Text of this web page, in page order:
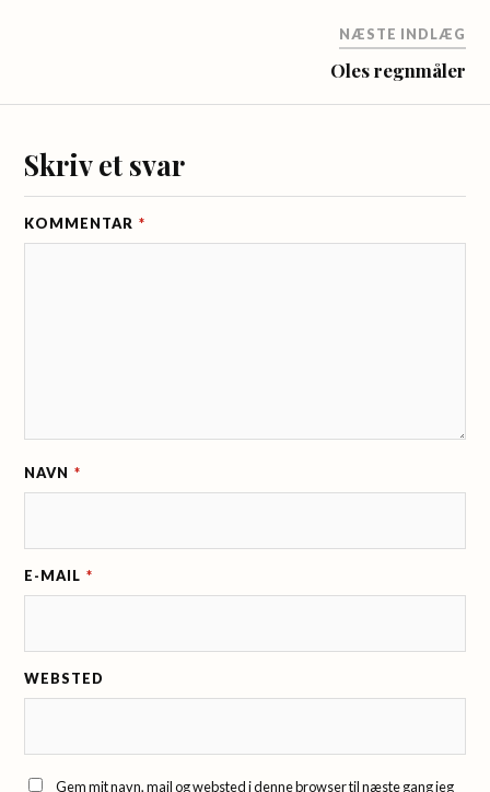
NÆSTE INDLÆG
Oles regnmåler
Skriv et svar
KOMMENTAR *
NAVN *
E-MAIL *
WEBSTED
Gem mit navn, mail og websted i denne browser til næste gang jeg